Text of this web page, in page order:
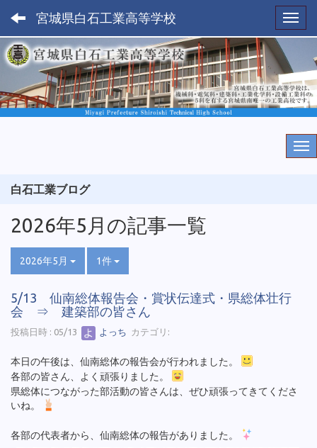
宮城県白石工業高等学校
白石工業ブログ
2026年5月の記事一覧
2026年5月 1件
5/13 仙南総体報告会・賞状伝達式・県総体壮行
会 ⇒ 建築部の皆さん
投稿日時 : 05/13 よっち カテゴリ:
本日の午後は、仙南総体の報告会が行われました。
各部の皆さん、よく頑張りました。
県総体につながった部活動の皆さんは、ぜひ頑張ってきてくださ
いね。
各部の代表者から、仙南総体の報告がありました。